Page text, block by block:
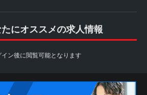
にオススメの求人情報
ン後に閲覧可能となります